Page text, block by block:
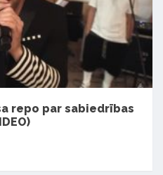
repo par sabiedrības